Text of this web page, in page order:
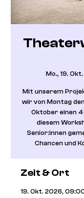
Mo., 19. Okt.
Mit unserem
wir von Montag
Oktober einen
diesem
Senior:innen
Chancen und
Zeit & Ort
19. Okt. 2026,